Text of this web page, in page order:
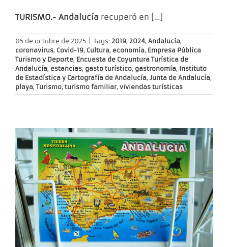
TURISMO.- Andalucía recuperó en […]
05 de octubre de 2025 Tags: 2019, 2024, Andalucía,
coronavirus, Covid-19, Cultura, economía, Empresa Pública
Turismo y Deporte, Encuesta de Coyuntura Turística de
Andalucía, estancias, gasto turístico, gastronomía, Instituto
de Estadística y Cartografía de Andalucía, Junta de Andalucía,
playa, Turismo, turismo familiar, viviendas turísticas